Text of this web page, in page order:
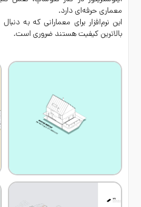
معماری حرفه‌ای دارد.
این نرم‌افزار برای معمارانی که به
بالاترین کیفیت هستند ضروری است.